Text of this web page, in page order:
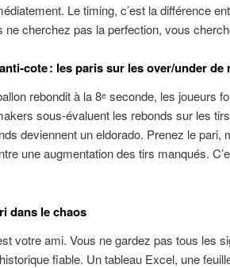
Le timing, c’est la différence
ne cherchez pas la perfection, vous
: les paris sur les over/under
rebondit à la 8ᵉ seconde, les joueurs
sous‑évaluent les rebonds sur les
deviennent un eldorado. Prenez le
une augmentation des tirs manqués.
dans le chaos
votre ami. Vous ne gardez pas tous les
fiable. Un tableau Excel, une